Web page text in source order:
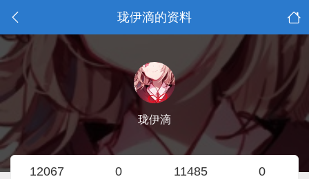
珑伊滴的资料
珑伊滴
12067 0 11485 0